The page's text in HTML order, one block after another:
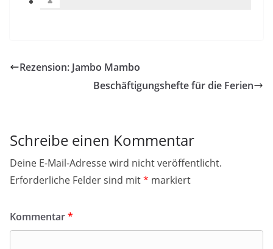
Rezension: Jambo Mambo
Beschäftigungshefte für die Ferien
Schreibe einen Kommentar
Deine E-Mail-Adresse wird nicht veröffentlicht.
Erforderliche Felder sind mit* markiert
Kommentar*